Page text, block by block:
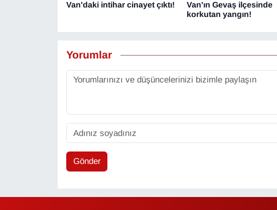
Van'daki intihar cinayet çıktı!
Van'ın Gevaş ilçesinde
korkutan yangın!
Yorumlar
Gönder